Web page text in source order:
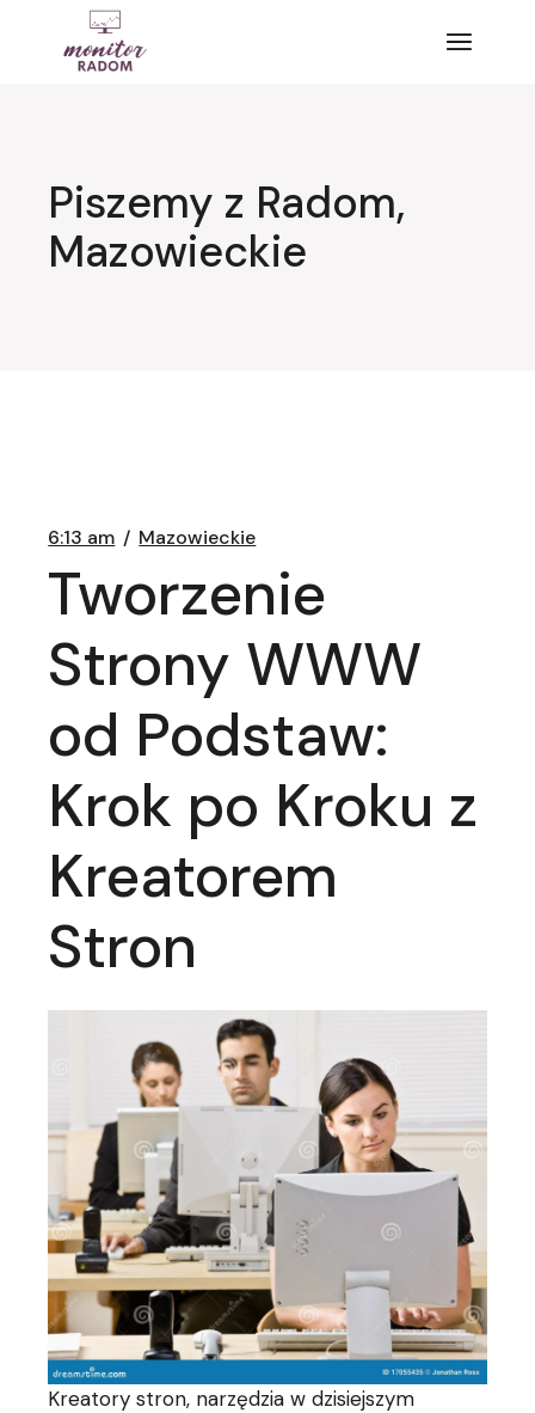
Piszemy z Radom,
Mazowieckie
6:13 am Mazowieckie
Tworzenie
Strony WWW
od Podstaw:
Krok po Kroku z
Kreatorem
Stron
Kreatory stron, narzędzia w dzisiejszym